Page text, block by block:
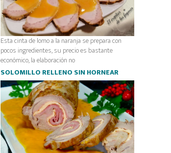
Esta cinta de lomo a la naranja se prepara con
pocos ingredientes, su precio es bastante
económico, la elaboración no
SOLOMILLO RELLENO SIN HORNEAR